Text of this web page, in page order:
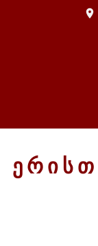
ᲔᲠᲘᲡᲗ